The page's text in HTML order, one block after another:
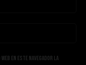
en este navegador la